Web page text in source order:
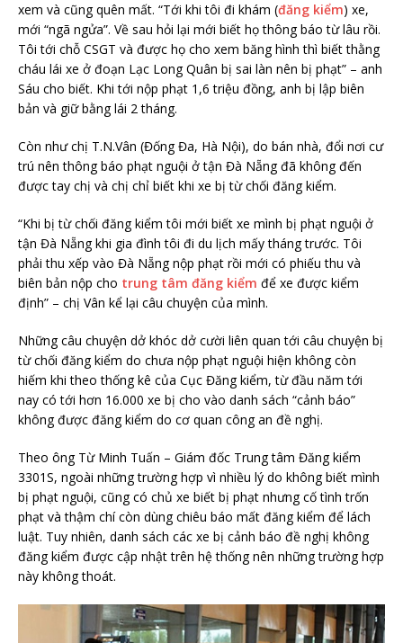
xem và cũng quên mất. “Tới khi tôi đi khám (đăng kiểm) xe,
mới “ngã ngửa”. Về sau hỏi lại mới biết họ thông báo từ lâu rồi.
Tôi tới chỗ CSGT và được họ cho xem băng hình thì biết thằng
cháu lái xe ở đoạn Lạc Long Quân bị sai làn nên bị phạt” – anh
Sáu cho biết. Khi tới nộp phạt 1,6 triệu đồng, anh bị lập biên
bản và giữ bằng lái 2 tháng.
Còn như chị T.N.Vân (Đống Đa, Hà Nội), do bán nhà, đổi nơi cư
trú nên thông báo phạt nguội ở tận Đà Nẵng đã không đến
được tay chị và chị chỉ biết khi xe bị từ chối đăng kiểm.
“Khi bị từ chối đăng kiểm tôi mới biết xe mình bị phạt nguội ở
tận Đà Nẵng khi gia đình tôi đi du lịch mấy tháng trước. Tôi
phải thu xếp vào Đà Nẵng nộp phạt rồi mới có phiếu thu và
biên bản nộp cho trung tâm đăng kiểm để xe được kiểm
định” – chị Vân kể lại câu chuyện của mình.
Những câu chuyện dở khóc dở cười liên quan tới câu chuyện bị
từ chối đăng kiểm do chưa nộp phạt nguội hiện không còn
hiếm khi theo thống kê của Cục Đăng kiểm, từ đầu năm tới
nay có tới hơn 16.000 xe bị cho vào danh sách “cảnh báo”
không được đăng kiểm do cơ quan công an đề nghị.
Theo ông Từ Minh Tuấn – Giám đốc Trung tâm Đăng kiểm
3301S, ngoài những trường hợp vì nhiều lý do không biết mình
bị phạt nguội, cũng có chủ xe biết bị phạt nhưng cố tình trốn
phạt và thậm chí còn dùng chiêu báo mất đăng kiểm để lách
luật. Tuy nhiên, danh sách các xe bị cảnh báo đề nghị không
đăng kiểm được cập nhật trên hệ thống nên những trường hợp
này không thoát.